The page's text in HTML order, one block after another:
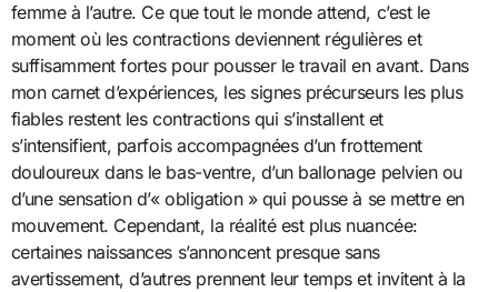
femme à l’autre. Ce que tout le monde attend, c’est le
moment où les contractions deviennent régulières et
suffisamment fortes pour pousser le travail en avant. Dans
mon carnet d’expériences, les signes précurseurs les plus
fiables restent les contractions qui s’installent et
s’intensifient, parfois accompagnées d’un frottement
douloureux dans le bas-ventre, d’un ballonage pelvien ou
d’une sensation d’« obligation » qui pousse à se mettre en
mouvement. Cependant, la réalité est plus nuancée:
certaines naissances s’annoncent presque sans
avertissement, d’autres prennent leur temps et invitent à la